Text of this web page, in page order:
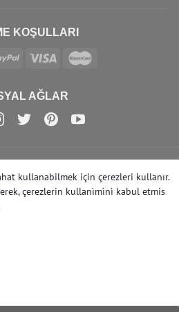
KOŞULLARI
AĞLAR
2022 | e-Delux GmbH
kullanabilmek için çerezleri kullanır.
çerezlerin kullanìmìnì kabul etmis